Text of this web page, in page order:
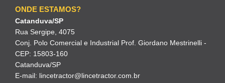
ONDE ESTAMOS?
Catanduva/SP
Rua Sergipe, 4075
Conj. Polo Comercial e Industrial Prof. Giordano Mestrinelli -
CEP: 15803-160
Catanduva/SP
E-mail: lincetractor@lincetractor.com.br